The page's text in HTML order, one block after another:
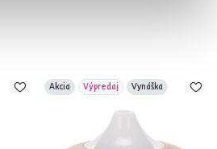
Akcia Výpredaj Vynáška